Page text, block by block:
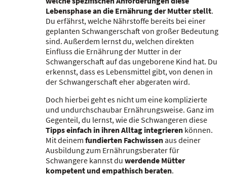
Lebensphase an die Ernährung der Mutter stellt.
Du erfährst, welche Nährstoffe bereits bei einer
geplanten Schwangerschaft von großer Bedeutung
sind. Außerdem lernst du, welchen direkten
Einfluss die Ernährung der Mutter in der
Schwangerschaft auf das ungeborene Kind hat. Du
erkennst, dass es Lebensmittel gibt, von denen in
der Schwangerschaft eher abgeraten wird.
Doch hierbei geht es nicht um eine komplizierte
und undurchschaubar Ernährungsweise. Ganz im
Gegenteil, du lernst, wie die Schwangeren diese
Tipps einfach in ihren Alltag integrieren können.
Mit deinem fundierten Fachwissenaus deiner
Ausbildung zum Ernährungsberater für
Schwangere kannst du werdende Mütter
kompetent und empathisch beraten.